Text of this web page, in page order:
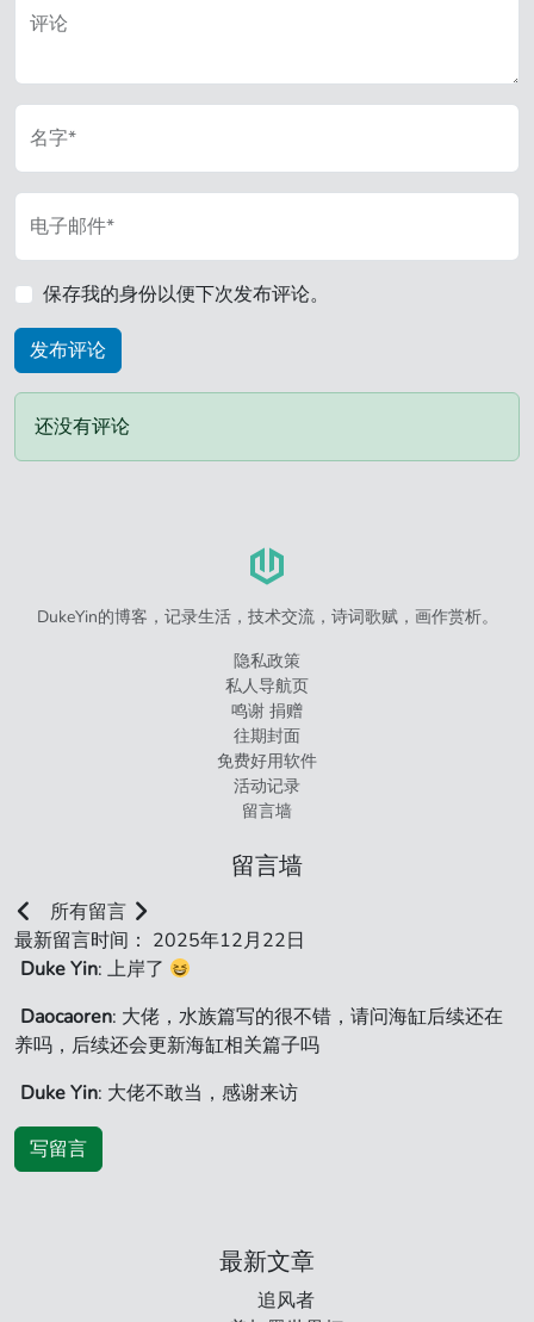
评论
名字*
电子邮件*
保存我的身份以便下次发布评论。
还没有评论
DukeYin的博客，记录生活，技术交流，诗词歌赋，画作赏析。
隐私政策
私人导航页
鸣谢 捐赠
往期封面
免费好用软件
活动记录
留言墙
留言墙
所有留言
最新留言时间： 2025年12月22日
Duke Yin: 上岸了
Daocaoren: 大佬，水族篇写的很不错，请问海缸后续还在
养吗，后续还会更新海缸相关篇子吗
Duke Yin: 大佬不敢当，感谢来访
写留言
最新文章
追风者